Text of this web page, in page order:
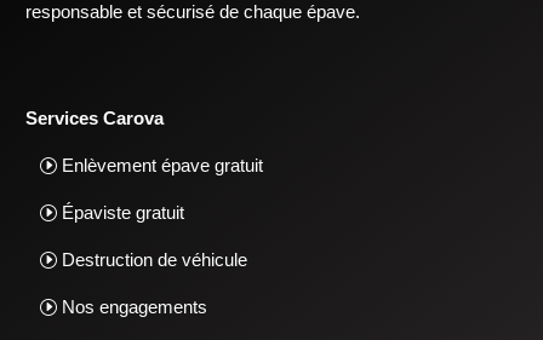
responsable et sécurisé de chaque épave.
Services Carova
Enlèvement épave gratuit
Épaviste gratuit
Destruction de véhicule
Nos engagements